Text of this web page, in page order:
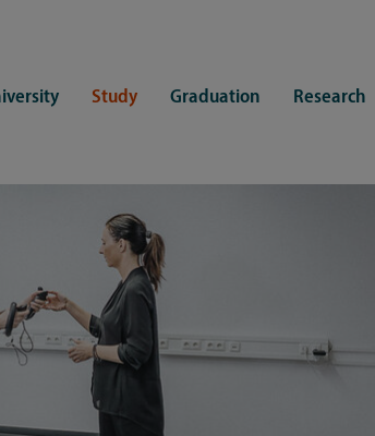
Study
Student Service Center
International Office
First semester information
Hinweise zur Einschreibung
Re-registration
Commitment &
University Library
Graduation
statutes
with CDSL
Research